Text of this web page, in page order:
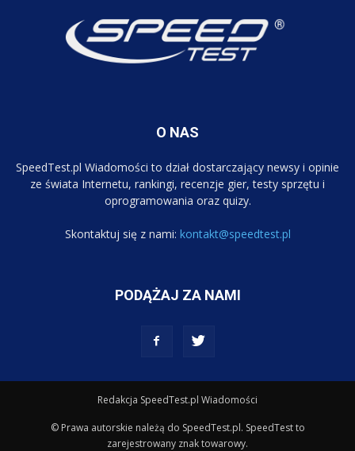
O NAS
SpeedTest.pl Wiadomości to dział dostarczający newsy i opinie
ze świata Internetu, rankingi, recenzje gier, testy sprzętu i
oprogramowania oraz quizy.
Skontaktuj się z nami: kontakt@speedtest.pl
PODĄŻAJ ZA NAMI
Redakcja SpeedTest.pl Wiadomości
© Prawa autorskie należą do SpeedTest.pl. SpeedTest to
zarejestrowany znak towarowy.